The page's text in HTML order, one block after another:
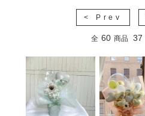
< Prev
全 60 商品 37